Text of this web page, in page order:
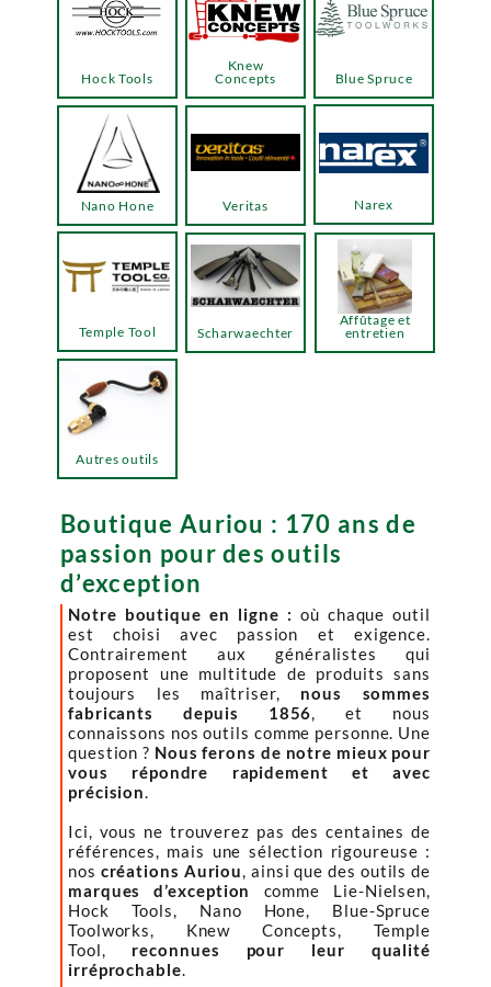
Boutique Auriou : 170 ans de
passion pour des outils
d’exception
Notre boutique en ligne : où chaque outil
est choisi avec passion et exigence.
Contrairement aux généralistes qui
proposent une multitude de produits sans
toujours les maîtriser, nous sommes
fabricants depuis 1856, et nous
connaissons nos outils comme personne. Une
question ? Nous ferons de notre mieux pour
vous répondre rapidement et avec
précision.
Ici, vous ne trouverez pas des centaines de
références, mais une sélection rigoureuse :
nos créations Auriou, ainsi que des outils de
marques d’exception
comme Lie-Nielsen,
Hock Tools, Nano Hone, Blue-Spruce
Toolworks, Knew Concepts, Temple
Tool, reconnues pour leur qualité
irréprochable.
Hock Tools
Knew
Concepts
Temple Tool
Blue Spruce
Narex
Veritas
Nano Hone
Autres outils
Scharwaechter
Affûtage et
entretien